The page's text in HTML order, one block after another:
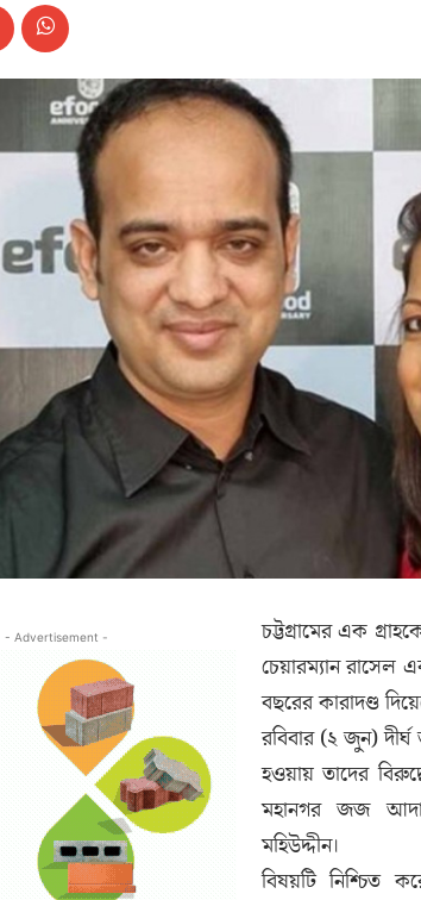
- Advertisement -
চট্টগ্রামের এক
চেয়ারম্যান রাসেল
বছরের কারাদণ্ড
রবিবার (২ জুন)
হওয়ায় তাদের
মহানগর জজ
মহিউদ্দীন।
বিষয়টি নিশ্চিত